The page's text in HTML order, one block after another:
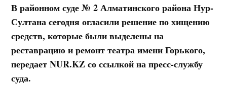
В районном суде № 2 Алматинского района Нур-
Султана сегодня огласили решение по хищению
средств, которые были выделены на
реставрацию и ремонт театра имени Горького,
передает NUR.KZ со ссылкой на пресс-службу
суда.